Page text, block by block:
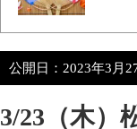
公開日： 2023年3月
3/23（木）